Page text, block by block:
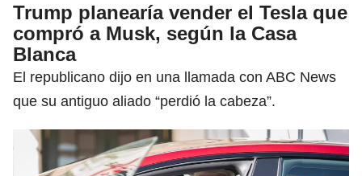
Trump planearía vender el Tesla que
compró a Musk, según la Casa
Blanca
El republicano dijo en una llamada con ABC News
que su antiguo aliado “perdió la cabeza”.